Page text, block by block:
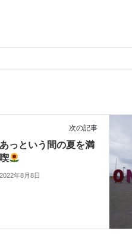
次の記事
あっという間の夏を満
喫
2022年8月8日